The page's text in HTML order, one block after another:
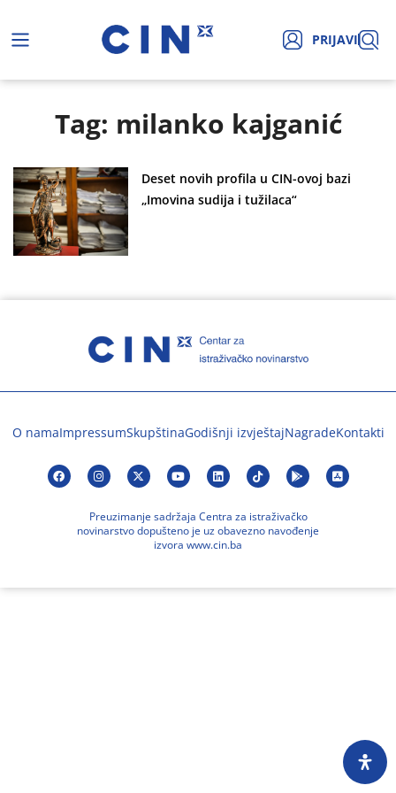
PRIJAVI
Tag: milanko kajganić
Deset novih profila u CIN-ovoj bazi
„Imovina sudija i tužilaca“
O namaImpressumSkupštinaGodišnji izvještajNagradeKontakti
Preuzimanje sadržaja Centra za istraživačko
novinarstvo dopušteno je uz obavezno navođenje
izvora www.cin.ba